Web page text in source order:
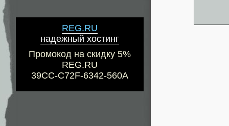
REG.RU
надежный хостинг
Промокод на скидку 5%
REG.RU
39CC-C72F-6342-560A